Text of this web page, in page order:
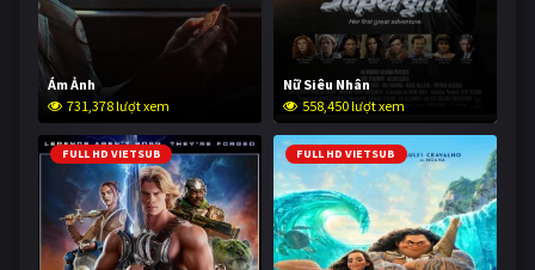
Ám Ảnh
731,378 lượt xem
Nữ Siêu Nhân
558,450 lượt xem
FULL HD VIETSUB FULL HD VIETSUB